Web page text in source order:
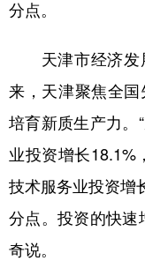
分点。
天津市经济发展
来，天津聚焦全
培育新质生产力。
业投资增长18.1%
技术服务业投资增
分点。投资的快速
奇说。